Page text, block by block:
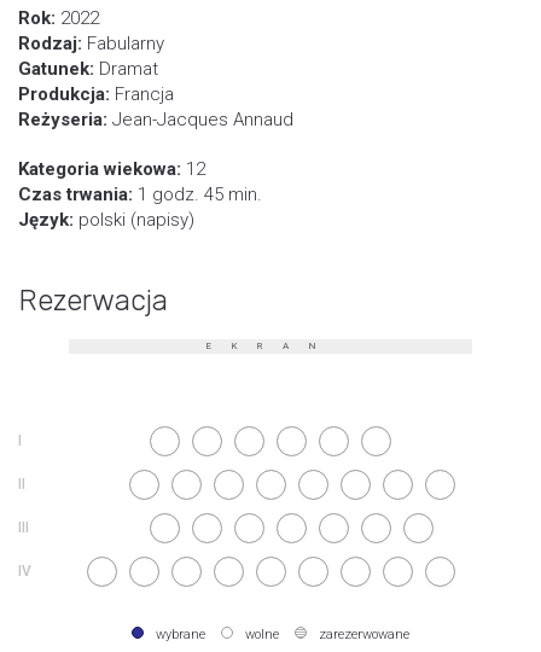
Rok: 2022
Rodzaj: Fabularny
Gatunek: Dramat
Produkcja: Francja
Reżyseria: Jean-Jacques Annaud
Kategoria wiekowa: 12
Czas trwania: 1 godz. 45 min.
Język: polski (napisy)
Rezerwacja
EKRAN
wybrane wolne zarezerwowane